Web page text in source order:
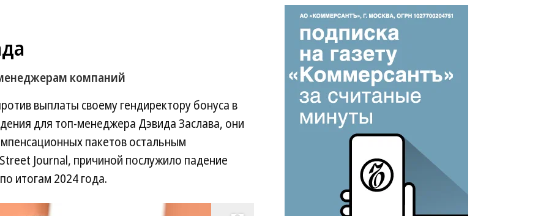
компаний
выплаты своему гендиректору бонуса в
для топ-менеджера Дэвида Заслава, они
пакетов остальным
Journal, причиной послужило падение
итогам 2024 года.